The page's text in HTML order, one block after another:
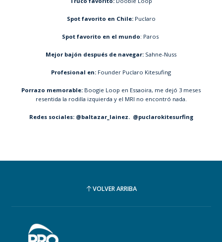
Spot favorito en Chile: Puclaro
Spot favorito en el mundo: Paros
Mejor bajón después de navegar: Sahne-Nuss
Profesional en: Founder Puclaro Kitesufing
Porrazo memorable: Boogie Loop en Essaoira, me dejó 3 meses
resentida la rodilla izquierda y el MRI no encontró nada.
Redes sociales: @baltazar_lainez. @puclarokitesurfing
VOLVER ARRIBA